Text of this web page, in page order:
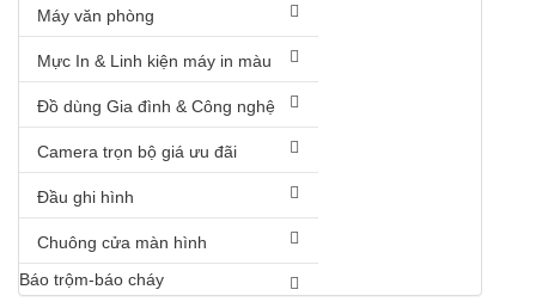
Máy văn phòng
Mực In & Linh kiện máy in màu
Đồ dùng Gia đình & Công nghệ
Camera trọn bộ giá ưu đãi
Đầu ghi hình
Chuông cửa màn hình
Báo trộm-báo cháy